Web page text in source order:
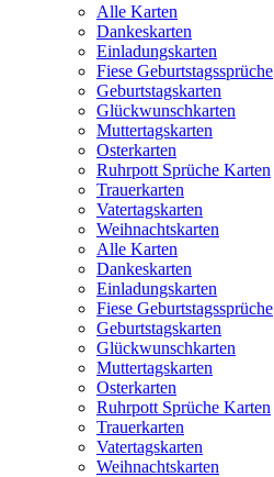
Alle Karten
Dankeskarten
Einladungskarten
Fiese Geburtstagssprüche
Geburtstagskarten
Glückwunschkarten
Muttertagskarten
Osterkarten
Ruhrpott Sprüche Karten
Trauerkarten
Vatertagskarten
Weihnachtskarten
Alle Karten
Dankeskarten
Einladungskarten
Fiese Geburtstagssprüche
Geburtstagskarten
Glückwunschkarten
Muttertagskarten
Osterkarten
Ruhrpott Sprüche Karten
Trauerkarten
Vatertagskarten
Weihnachtskarten